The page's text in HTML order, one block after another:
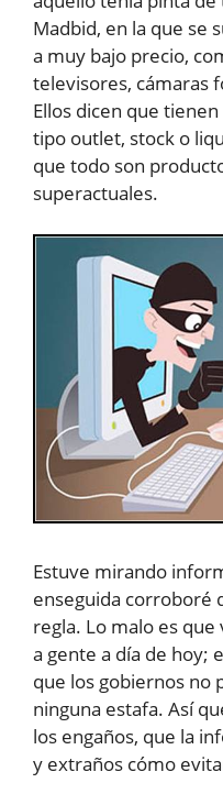
Madbid, en la que se
a muy bajo precio,
televisores, cámaras
Ellos dicen que
tipo outlet, stock o
que todo son
superactuales.
Estuve mirando
enseguida corroboré
regla. Lo malo es
a gente a día de hoy;
que los gobiernos no
ninguna estafa. Así
los engaños, que la
y extraños cómo